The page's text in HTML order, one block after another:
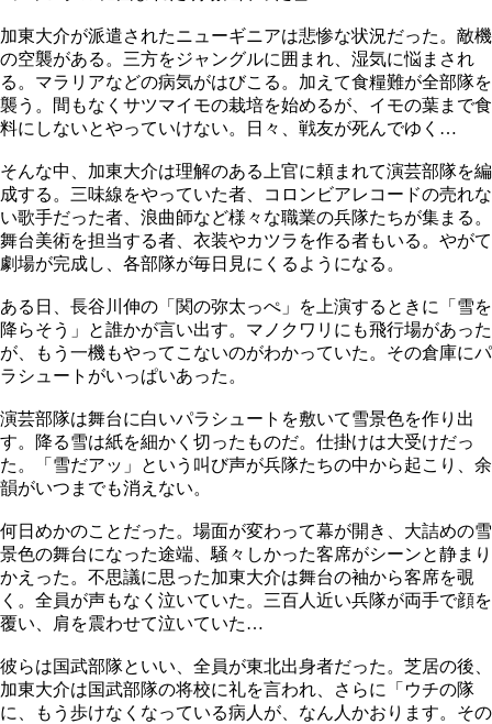
加東大介が派遣されたニューギニアは悲惨な状況だった。敵機
の空襲がある。三方をジャングルに囲まれ、湿気に悩まされ
る。マラリアなどの病気がはびこる。加えて食糧難が全部隊を
襲う。間もなくサツマイモの栽培を始めるが、イモの葉まで食
料にしないとやっていけない。日々、戦友が死んでゆく…
そんな中、加東大介は理解のある上官に頼まれて演芸部隊を編
成する。三味線をやっていた者、コロンビアレコードの売れな
い歌手だった者、浪曲師など様々な職業の兵隊たちが集まる。
舞台美術を担当する者、衣装やカツラを作る者もいる。やがて
劇場が完成し、各部隊が毎日見にくるようになる。
ある日、長谷川伸の「関の弥太っぺ」を上演するときに「雪を
降らそう」と誰かが言い出す。マノクワリにも飛行場があった
が、もう一機もやってこないのがわかっていた。その倉庫にパ
ラシュートがいっぱいあった。
演芸部隊は舞台に白いパラシュートを敷いて雪景色を作り出
す。降る雪は紙を細かく切ったものだ。仕掛けは大受けだっ
た。「雪だアッ」という叫び声が兵隊たちの中から起こり、余
韻がいつまでも消えない。
何日めかのことだった。場面が変わって幕が開き、大詰めの雪
景色の舞台になった途端、騒々しかった客席がシーンと静まり
かえった。不思議に思った加東大介は舞台の袖から客席を覗
く。全員が声もなく泣いていた。三百人近い兵隊が両手で顔を
覆い、肩を震わせて泣いていた…
彼らは国武部隊といい、全員が東北出身者だった。芝居の後、
加東大介は国武部隊の将校に礼を言われ、さらに「ウチの隊
に、もう歩けなくなっている病人が、なん人かおります。その